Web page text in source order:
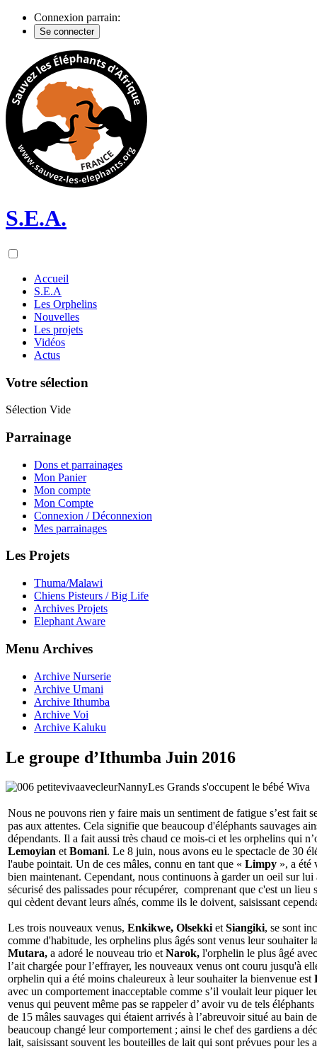
Connexion parrain:
Se connecter
S.E.A.
Accueil
S.E.A
Les Orphelins
Nouvelles
Les projets
Vidéos
Actus
Votre sélection
Sélection Vide
Parrainage
Dons et parrainages
Mon Panier
Mon compte
Mon Compte
Connexion / Déconnexion
Mes parrainages
Les Projets
Thuma/Malawi
Chiens Pisteurs / Big Life
Archives Projets
Elephant Aware
Menu Archives
Archive Nurserie
Archive Umani
Archive Ithumba
Archive Voi
Archive Kaluku
Le groupe d’Ithumba Juin 2016
Les Grands s'occupent le bébé Wiva
Nous ne pouvons rien y faire mais un sentiment de fatigue s’est fait
pas aux attentes. Cela signifie que beaucoup d'éléphants sauvages
dépendants. Il a fait aussi très chaud ce mois-ci et les orphelins qui
Lemoyian etBomani. Le 8 juin, nous avons eu le spectacle de 30
l'aube pointait. Un de ces mâles, connu en tant que « Limpy », a été
bien maintenant. Cependant, nous continuons à garder un oeil sur
sécurisé des palissades pour récupérer, comprenant que c'est un
qui cèdent devant leurs aînés, comme ils le doivent, saisissant
Les trois nouveaux venus, Enkikwe, OlsekkietSiangiki, se sont
comme d'habitude, les orphelins plus âgés sont venus leur
Mutara, a adoré le nouveau trio etNarok, l'orphelin le plus âgé
l’ait chargée pour l’effrayer, les nouveaux venus ont couru jusqu'à
orphelin qui a été moins chaleureux à leur souhaiter la bienvenue est
avec un comportement inacceptable comme s’il voulait leur piquer
venus qui peuvent même pas se rappeler d’ avoir vu de tels
de 15 mâles sauvages qui étaient arrivés à l’abreuvoir situé au bain
beaucoup changé leur comportement ; ainsi le chef des gardiens a
lait, saisissant souvent les bouteilles de lait qui sont prévues pour les